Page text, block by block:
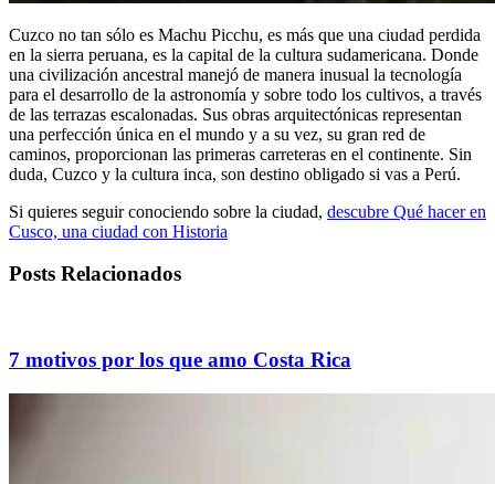
Cuzco no tan sólo es Machu Picchu, es más que una ciudad perdida
en la sierra peruana, es la capital de la cultura sudamericana. Donde
una civilización ancestral manejó de manera inusual la tecnología
para el desarrollo de la astronomía y sobre todo los cultivos, a través
de las terrazas escalonadas. Sus obras arquitectónicas representan
una perfección única en el mundo y a su vez, su gran red de
caminos, proporcionan las primeras carreteras en el continente. Sin
duda, Cuzco y la cultura inca, son destino obligado si vas a Perú.
Si quieres seguir conociendo sobre la ciudad, descubre Qué hacer en
Cusco, una ciudad con Historia
Posts Relacionados
7 motivos por los que amo Costa Rica